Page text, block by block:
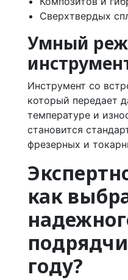
Сверхтвердых
Умный
Инструмент со
который передает
температуре и
становится
фрезерных и
как
году?